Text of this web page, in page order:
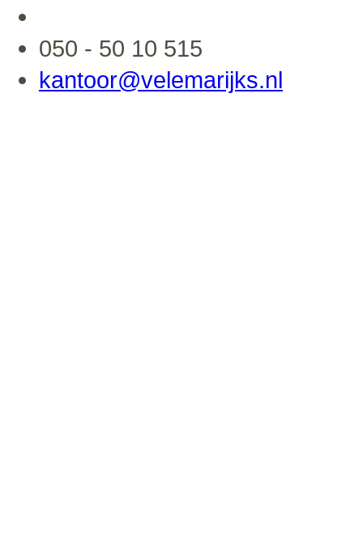
050 - 50 10 515
kantoor@velemarijks.nl